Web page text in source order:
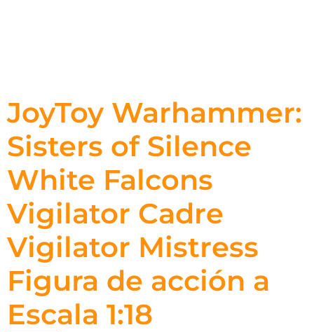
JoyToy Warhammer:
Sisters of Silence
White Falcons
Vigilator Cadre
Vigilator Mistress
Figura de acción a
Escala 1:18